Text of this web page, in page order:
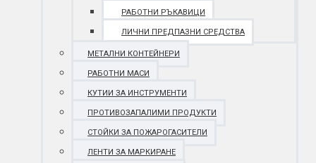
РАБОТНИ РЪКАВИЦИ
ЛИЧНИ ПРЕДПАЗНИ СРЕДСТВА
МЕТАЛНИ КОНТЕЙНЕРИ
РАБОТНИ МАСИ
КУТИИ ЗА ИНСТРУМЕНТИ
ПРОТИВОЗАПАЛИМИ ПРОДУКТИ
СТОЙКИ ЗА ПОЖАРОГАСИТЕЛИ
ЛЕНТИ ЗА МАРКИРАНЕ